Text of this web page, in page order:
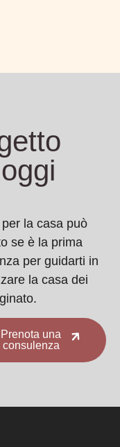
la casa può
se è la prima
per guidarti in
la casa dei
Prenota una
consulenza